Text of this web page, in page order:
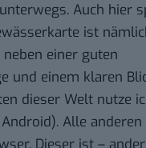
Auch hier
ist
einer guten
und einem klaren
dieser Welt nutze
Android). Alle